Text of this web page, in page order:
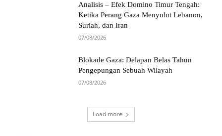
Analisis – Efek Domino Timur Tengah:
Ketika Perang Gaza Menyulut Lebanon,
Suriah, dan Iran
07/08/2026
Blokade Gaza: Delapan Belas Tahun
Pengepungan Sebuah Wilayah
07/08/2026
Load more